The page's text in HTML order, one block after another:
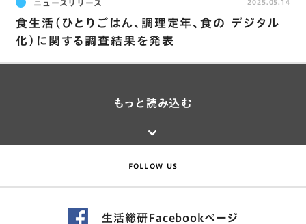
ニュースリリース
食生活(ひとりごはん､調理定年､食の デジタル
化)に関する調査結果を発表
2025.05.14
もっと読み込む
FOLLOW US
生活総研Facebookページ